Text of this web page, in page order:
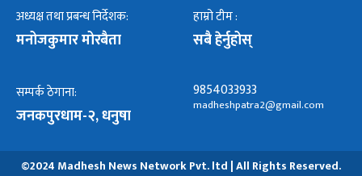
अध्यक्ष तथा प्रबन्ध निर्देशक:
मनोजकुमार मोरबैता
हाम्रो टीम :
सबै हेर्नुहोस्
सम्पर्क ठेगाना:
जनकपुरधाम-२, धनुषा
9854033933
madheshpatra2@gmail.com
©2024 Madhesh News Network Pvt. ltd | All Rights Reserved.